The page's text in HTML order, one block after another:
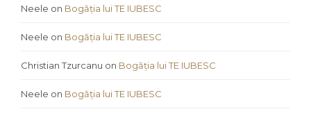
Neele on Bogăția lui TE IUBESC
Neele on Bogăția lui TE IUBESC
Christian Tzurcanu on Bogăția lui TE IUBESC
Neele on Bogăția lui TE IUBESC